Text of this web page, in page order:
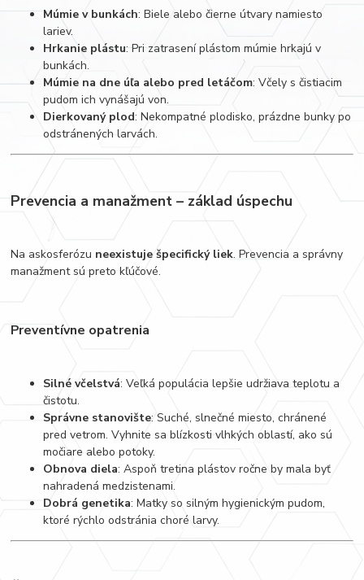
Múmie v bunkách: Biele alebo čierne útvary namiesto
lariev.
Hrkanie plástu: Pri zatrasení plástom múmie hrkajú v
bunkách.
Múmie na dne úľa alebo pred letáčom: Včely s čistiacim
pudom ich vynášajú von.
Dierkovaný plod: Nekompatné plodisko, prázdne bunky po
odstránených larvách.
Prevencia a manažment – základ úspechu
Na askosferózu neexistuje špecifický liek. Prevencia a správny
manažment sú preto kľúčové.
Preventívne opatrenia
Silné včelstvá: Veľká populácia lepšie udržiava teplotu a
čistotu.
Správne stanovište: Suché, slnečné miesto, chránené
pred vetrom. Vyhnite sa blízkosti vlhkých oblastí, ako sú
močiare alebo potoky.
Obnova diela: Aspoň tretina plástov ročne by mala byť
nahradená medzistenami.
Dobrá genetika: Matky so silným hygienickým pudom,
ktoré rýchlo odstránia choré larvy.